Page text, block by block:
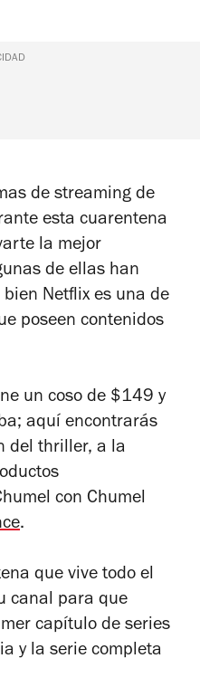
de streaming de
esta cuarentena
la mejor
de ellas han
Netflix es una de
poseen contenidos
un coso de $149 y
aquí encontrarás
del thriller, a la
con Chumel
.
que vive todo el
canal para que
capítulo de series
y la serie completa